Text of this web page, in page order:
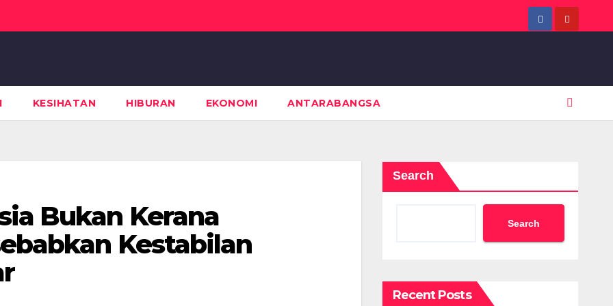
KESIHATAN HIBURAN EKONOMI ANTARABANGSA
Bukan Kerana
Kestabilan
Search
Search
Recent Posts